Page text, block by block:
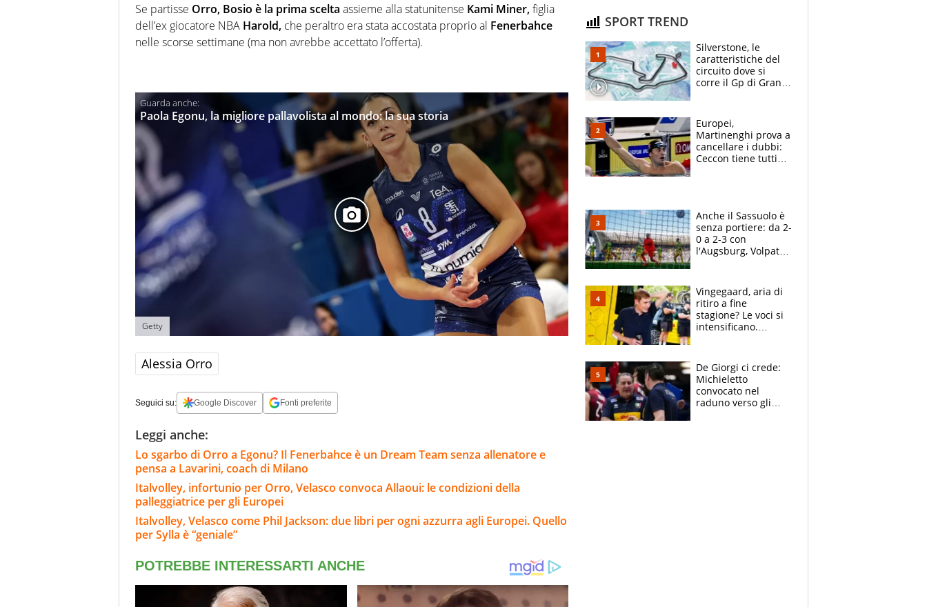
Se partisse Orro, Bosio è la prima scelta assieme alla statunitense Kami Miner,figlia
dell’ex giocatore NBA Harold, che peraltro era stata accostata proprio al Fenerbahce
nelle scorse settimane (ma non avrebbe accettato l’offerta).
Paola Egonu, la migliore pallavolista al mondo: la sua storia
Getty
Alessia Orro
Seguici su: Google Discover Fonti preferite
Leggi anche:
Lo sgarbo di Orro a Egonu? Il Fenerbahce è un Dream Team senza allenatore e
pensa a Lavarini, coach di Milano
Italvolley, infortunio per Orro, Velasco convoca Allaoui: le condizioni della
palleggiatrice per gli Europei
Italvolley, Velasco come Phil Jackson: due libri per ogni azzurra agli Europei. Quello
per Sylla è “geniale”
SPORT TREND
Silverstone, le
caratteristiche del
circuito dove si
corre il Gp di Gran
Europei,
Martinenghi prova a
cancellare i dubbi:
Ceccon tiene tutti
Anche il Sassuolo è
senza portiere: da 2-
0 a 2-3 con
l'Augsburg, Volpato
Vingegaard, aria di
ritiro a fine
stagione? Le voci si
intensificano.
vuole la Roubaix
De Giorgi ci crede:
Michieletto
convocato nel
raduno verso gli